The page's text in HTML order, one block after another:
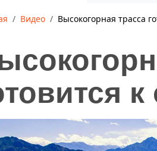
Видео Высокогорная трасса